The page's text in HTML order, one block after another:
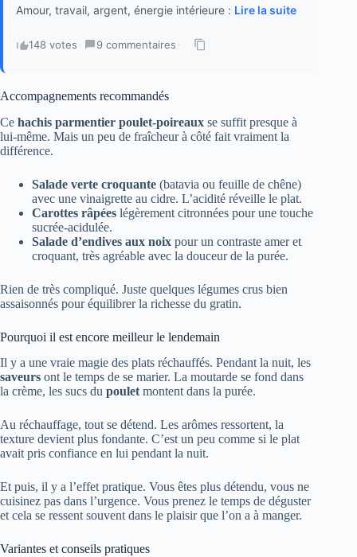
Amour, travail, argent, énergie intérieure : Lire la suite
148 votes · 9 commentaires ·
Accompagnements recommandés
Ce hachis parmentier poulet-poireaux se suffit presque à
lui-même. Mais un peu de fraîcheur à côté fait vraiment la
différence.
Salade verte croquante (batavia ou feuille de chêne)
avec une vinaigrette au cidre. L’acidité réveille le plat.
Carottes râpées légèrement citronnées pour une touche
sucrée-acidulée.
Salade d’endives aux noix pour un contraste amer et
croquant, très agréable avec la douceur de la purée.
Rien de très compliqué. Juste quelques légumes crus bien
assaisonnés pour équilibrer la richesse du gratin.
Pourquoi il est encore meilleur le lendemain
Il y a une vraie magie des plats réchauffés. Pendant la nuit, les
saveurs ont le temps de se marier. La moutarde se fond dans
la crème, les sucs du pouletmontent dans la purée.
Au réchauffage, tout se détend. Les arômes ressortent, la
texture devient plus fondante. C’est un peu comme si le plat
avait pris confiance en lui pendant la nuit.
Et puis, il y a l’effet pratique. Vous êtes plus détendu, vous ne
cuisinez pas dans l’urgence. Vous prenez le temps de déguster
et cela se ressent souvent dans le plaisir que l’on a à manger.
Variantes et conseils pratiques